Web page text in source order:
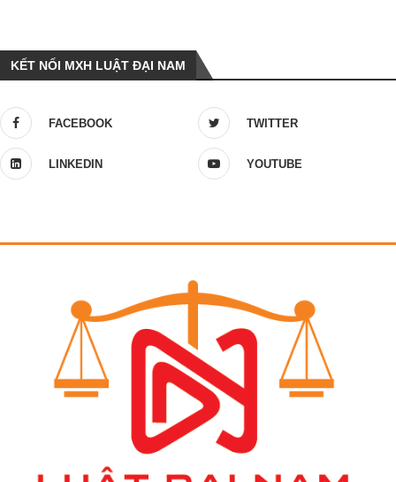
KẾT NỐI MXH LUẬT ĐẠI NAM
FACEBOOK TWITTER
LINKEDIN YOUTUBE